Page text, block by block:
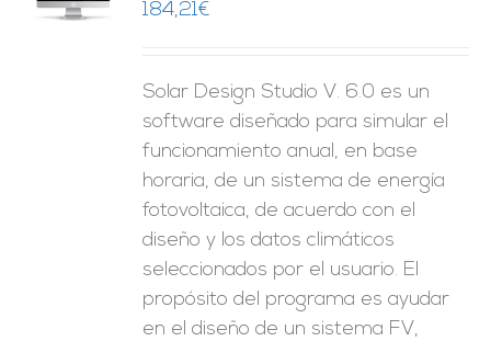
184,21€
Solar Design Studio V. 6.0 es un
software diseñado para simular el
funcionamiento anual, en base
horaria, de un sistema de energía
fotovoltaica, de acuerdo con el
diseño y los datos climáticos
seleccionados por el usuario. El
propósito del programa es ayudar
en el diseño de un sistema FV,